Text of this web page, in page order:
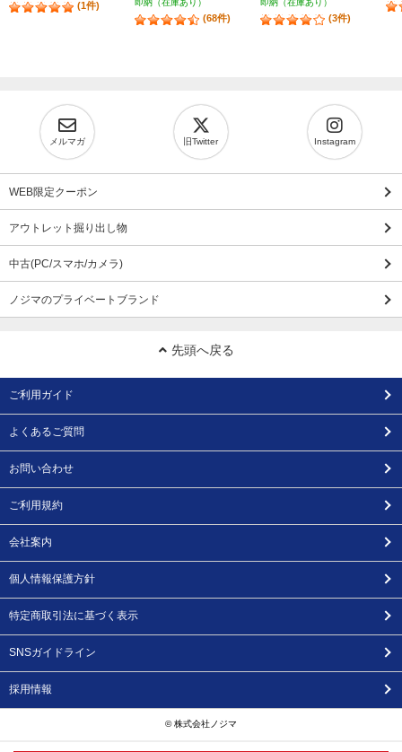
(1件)
即納（在庫あり）
(68件)
即納（在庫あり）
(3件)
メルマガ 旧Twitter Instagram
WEB限定クーポン
アウトレット掘り出し物
中古(PC/スマホ/カメラ)
ノジマのプライベートブランド
先頭へ戻る
ご利用ガイド
よくあるご質問
お問い合わせ
ご利用規約
会社案内
個人情報保護方針
特定商取引法に基づく表示
SNSガイドライン
採用情報
© 株式会社ノジマ